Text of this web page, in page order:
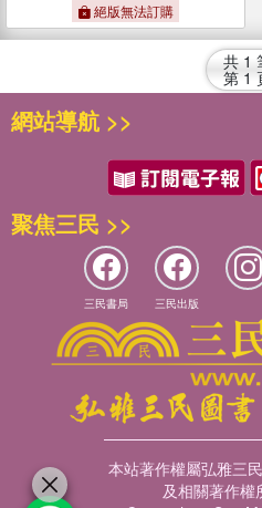
絕版無法訂購
共 1
第 1
網站導航 >>
聚焦三民 >>
三民書局 三民出版
本站著作權屬弘雅三
及相關著作權